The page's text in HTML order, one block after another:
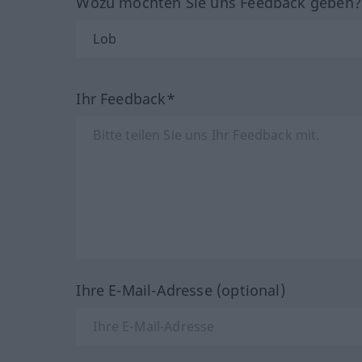
Ihr Feedback*
Ihre E-Mail-Adresse (optional)